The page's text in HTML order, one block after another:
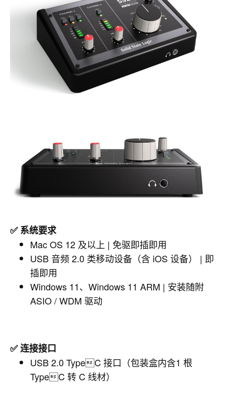
✅ 系统要求
Mac OS 12 及以上 | 免驱即插即用
USB 音频 2.0 类移动设备（含 iOS 设备） | 即
插即用
Windows 11、Windows 11 ARM | 安装随附
ASIO / WDM 驱动
✅ 连接接口
USB 2.0 TypeC 接口（包装盒内含1 根
TypeC 转 C 线材）